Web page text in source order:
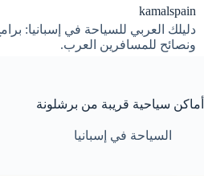
التجاوز
إلى
المحتوى
kamalspain
دليلك العربي للسياحة في إسبانيا:
ونصائح للمسافرين العرب.
أماكن سياحية قريبة من برشلونة
السياحة في إسبانيا